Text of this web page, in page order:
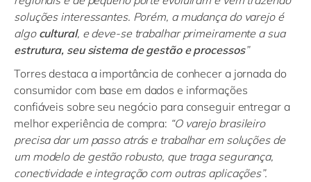
soluções interessantes. Porém, a mudança do varejo é
algo cultural, e deve-se trabalhar primeiramente a sua
estrutura, seu sistema de gestão e processos”
Torres destaca a importância de conhecer a jornada do
consumidor com base em dados e informações
confiáveis sobre seu negócio para conseguir entregar a
melhor experiência de compra: “O varejo brasileiro
precisa dar um passo atrás e trabalhar em soluções de
um modelo de gestão robusto, que traga segurança,
conectividade e integração com outras aplicações”.